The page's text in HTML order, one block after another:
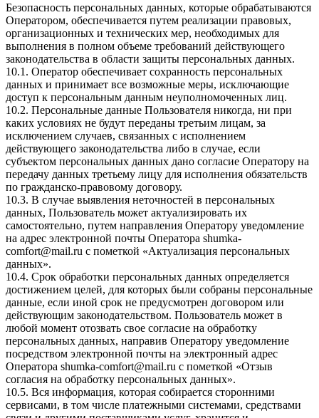
Безопасность персональных данных, которые обрабатываются
Оператором, обеспечивается путем реализации правовых,
организационных и технических мер, необходимых для
выполнения в полном объеме требований действующего
законодательства в области защиты персональных данных.
10.1. Оператор обеспечивает сохранность персональных
данных и принимает все возможные меры, исключающие
доступ к персональным данным неуполномоченных лиц.
10.2. Персональные данные Пользователя никогда, ни при
каких условиях не будут переданы третьим лицам, за
исключением случаев, связанных с исполнением
действующего законодательства либо в случае, если
субъектом персональных данных дано согласие Оператору на
передачу данных третьему лицу для исполнения обязательств
по гражданско-правовому договору.
10.3. В случае выявления неточностей в персональных
данных, Пользователь может актуализировать их
самостоятельно, путем направления Оператору уведомление
на адрес электронной почты Оператора shumka-
comfort@mail.ru с пометкой «Актуализация персональных
данных».
10.4. Срок обработки персональных данных определяется
достижением целей, для которых были собраны персональные
данные, если иной срок не предусмотрен договором или
действующим законодательством. Пользователь может в
любой момент отозвать свое согласие на обработку
персональных данных, направив Оператору уведомление
посредством электронной почты на электронный адрес
Оператора shumka-comfort@mail.ru с пометкой «Отзыв
согласия на обработку персональных данных».
10.5. Вся информация, которая собирается сторонними
сервисами, в том числе платежными системами, средствами